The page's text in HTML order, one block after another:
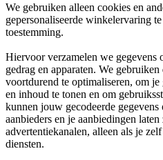
We gebruiken alleen cookies en
gepersonaliseerde winkelervaring
toestemming.
Hiervoor verzamelen we gegevens
gedrag en apparaten. We
voortdurend te optimaliseren, om je
en inhoud te tonen en om
kunnen jouw gecodeerde
aanbieders en je aanbiedingen
advertentiekanalen, alleen als je
diensten.